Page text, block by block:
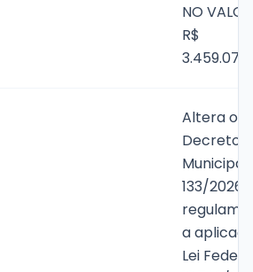
NO
R$
Altera o
Decreto
Municipal
133/2026,
a
Lei